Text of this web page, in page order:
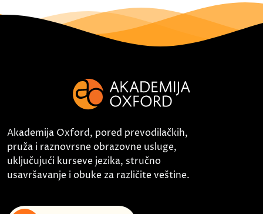
Akademija Oxford, pored prevodilačkih,
pruža i raznovrsne obrazovne usluge,
uključujući kurseve jezika, stručno
usavršavanje i obuke za različite veštine.